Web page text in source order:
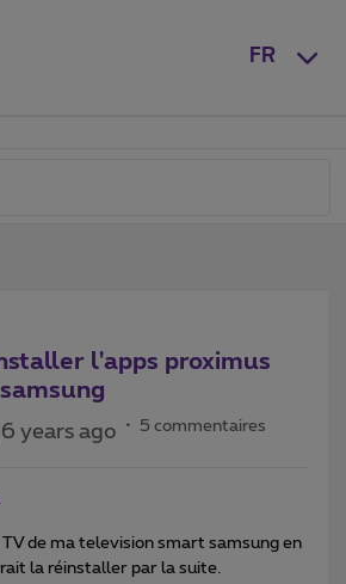
FR
l'apps proximus
years ago 5 commentaires
de ma television smart samsung en
la réinstaller par la suite.